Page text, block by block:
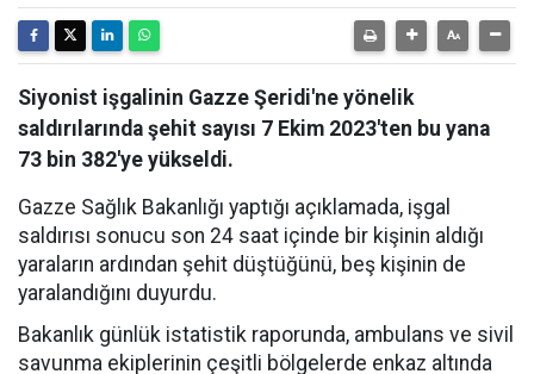
Siyonist işgalinin Gazze Şeridi'ne yönelik
saldırılarında şehit sayısı 7 Ekim 2023'ten bu yana
73 bin 382'ye yükseldi.
Gazze Sağlık Bakanlığı yaptığı açıklamada, işgal
saldırısı sonucu son 24 saat içinde bir kişinin aldığı
yaraların ardından şehit düştüğünü, beş kişinin de
yaralandığını duyurdu.
Bakanlık günlük istatistik raporunda, ambulans ve sivil
savunma ekiplerinin çeşitli bölgelerde enkaz altında